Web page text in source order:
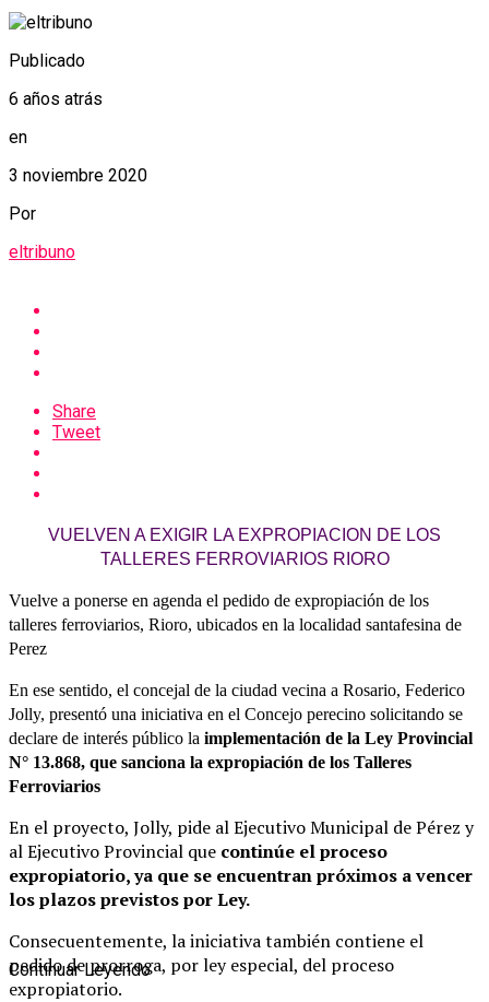
Publicado
6 años atrás
en
3 noviembre 2020
Por
eltribuno
Share
Tweet
VUELVEN A EXIGIR LA EXPROPIACION DE LOS
TALLERES FERROVIARIOS RIORO
Vuelve a ponerse en agenda el pedido de expropiación de los
talleres ferroviarios, Rioro, ubicados en la localidad santafesina de
Perez
En ese sentido, el concejal de la ciudad vecina a Rosario, Federico
Jolly, presentó una iniciativa en el Concejo perecino solicitando se
declare de interés público la implementación de la Ley Provincial
N° 13.868, que sanciona la expropiación de los Talleres
Ferroviarios
En el proyecto, Jolly, pide al Ejecutivo Municipal de Pérez y
al Ejecutivo Provincial que continúe el proceso
expropiatorio, ya que se encuentran próximos a vencer
los plazos previstos por Ley.
Consecuentemente, la iniciativa también contiene el
pedido de prorroga, por ley especial, del proceso
expropiatorio.
Continuar Leyendo